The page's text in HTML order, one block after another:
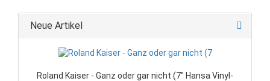
Neue Artikel
Roland Kaiser - Ganz oder gar nicht (7" Hansa Vinyl-